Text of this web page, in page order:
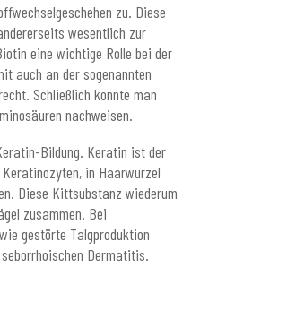
zu. Diese
wesentlich zur
eine wichtige Rolle bei der
auch an der sogenannten
Schließlich konnte man
nachweisen.
Bildung. Keratin ist der
Keratinozyten, in Haarwurzel
Diese Kittsubstanz wiederum
zusammen. Bei
gestörte Talgproduktion
Dermatitis.